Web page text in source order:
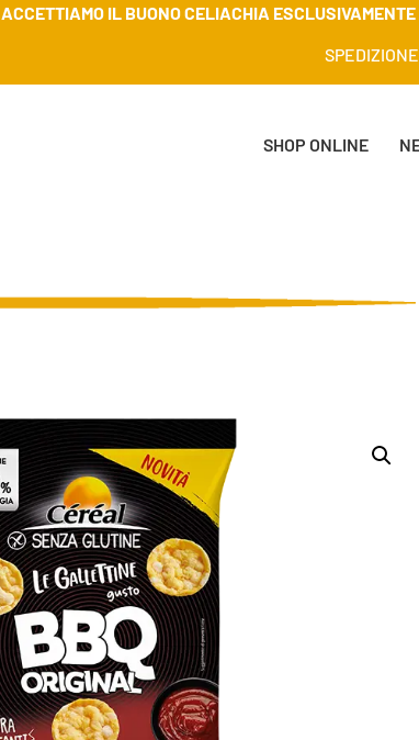
ACCETTIAMO IL BUONO CELIACHIA
SHOP ONLINE